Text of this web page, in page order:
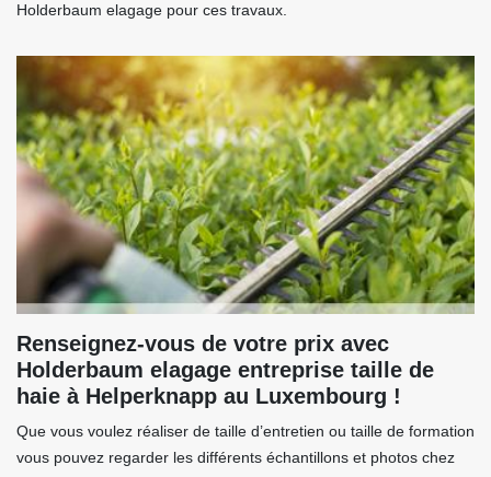
Holderbaum elagage pour ces travaux.
Renseignez-vous de votre prix avec
Holderbaum elagage entreprise taille de
haie à Helperknapp au Luxembourg !
Que vous voulez réaliser de taille d’entretien ou taille de formation
vous pouvez regarder les différents échantillons et photos chez